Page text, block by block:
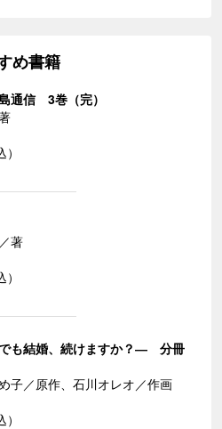
め書籍
通信 3巻（完）
著
も結婚、続けますか？― 分冊
子／原作、石川オレオ／作画